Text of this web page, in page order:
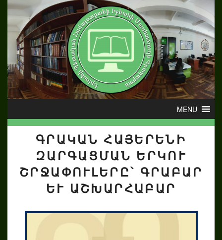
ԳՐԱԿԱՆ ՀԱՅԵՐԵՆԻ
ԶԱՐԳԱՑՄԱՆ ԵՐԿՈՒ
ՇՐՋԱՓՈՒԼԵՐԸ՝ ԳՐԱԲԱՐ
ԵՒ ԱՇԽԱՐՀԱԲԱՐ